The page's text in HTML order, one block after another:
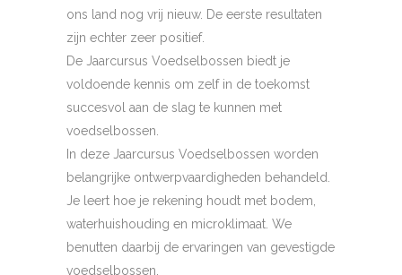
ons land nog vrij nieuw. De eerste resultaten
zijn echter zeer positief.
De Jaarcursus Voedselbossen biedt je
voldoende kennis om zelf in de toekomst
succesvol aan de slag te kunnen met
voedselbossen.
In deze Jaarcursus Voedselbossen worden
belangrijke ontwerpvaardigheden behandeld.
Je leert hoe je rekening houdt met bodem,
waterhuishouding en microklimaat. We
benutten daarbij de ervaringen van gevestigde
voedselbossen.